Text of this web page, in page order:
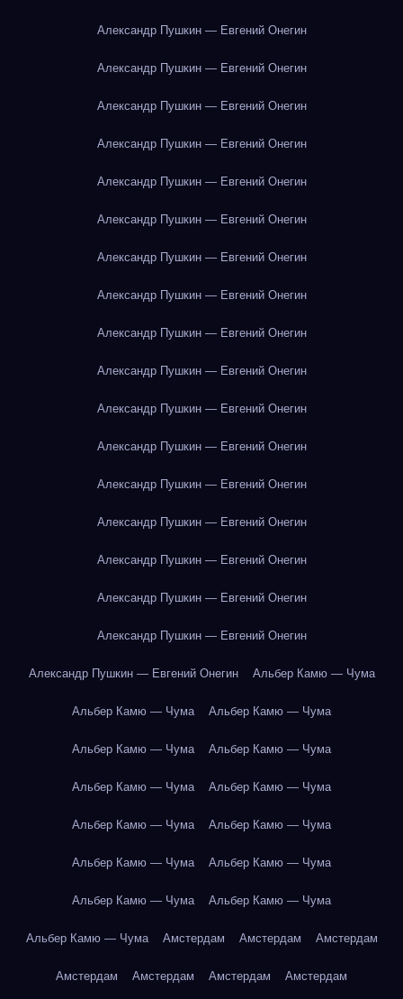
Александр Пушкин — Евгений Онегин
Александр Пушкин — Евгений Онегин
Александр Пушкин — Евгений Онегин
Александр Пушкин — Евгений Онегин
Александр Пушкин — Евгений Онегин
Александр Пушкин — Евгений Онегин
Александр Пушкин — Евгений Онегин
Александр Пушкин — Евгений Онегин
Александр Пушкин — Евгений Онегин
Александр Пушкин — Евгений Онегин
Александр Пушкин — Евгений Онегин
Александр Пушкин — Евгений Онегин
Александр Пушкин — Евгений Онегин
Александр Пушкин — Евгений Онегин
Александр Пушкин — Евгений Онегин
Александр Пушкин — Евгений Онегин
Александр Пушкин — Евгений Онегин
Александр Пушкин — Евгений Онегин Альбер Камю — Чума
Альбер Камю — Чума Альбер Камю — Чума
Альбер Камю — Чума Альбер Камю — Чума
Альбер Камю — Чума Альбер Камю — Чума
Альбер Камю — Чума Альбер Камю — Чума
Альбер Камю — Чума Альбер Камю — Чума
Альбер Камю — Чума Альбер Камю — Чума
Альбер Камю — Чума Амстердам Амстердам Амстердам
Амстердам Амстердам Амстердам Амстердам